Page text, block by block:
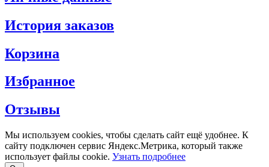
История заказов
Корзина
Избранное
Отзывы
Мы используем cookies, чтобы сделать сайт ещё удобнее. К
сайту подключен сервис Яндекс.Метрика, который также
использует файлы cookie. Узнать подробнее